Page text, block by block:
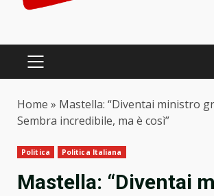
PRIMARY
Home » Mastella: “Diventai ministro
Sembra incredibile, ma è così”
Politica Politica Italiana
Mastella: “Diventai